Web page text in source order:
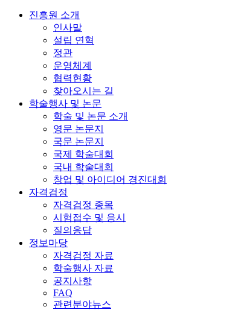
진흥원 소개
인사말
설립 연혁
정관
운영체계
협력현황
찾아오시는 길
학술행사 및 논문
학술 및 논문 소개
영문 논문지
국문 논문지
국제 학술대회
국내 학술대회
창업 및 아이디어 경진대회
자격검정
자격검정 종목
시험접수 및 응시
질의응답
정보마당
자격검정 자료
학술행사 자료
공지사항
FAQ
관련분야뉴스